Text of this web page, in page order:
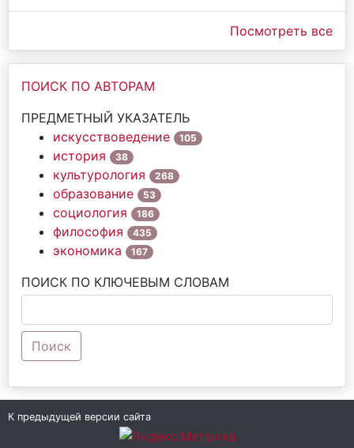
Посмотреть все
ПОИСК ПО АВТОРАМ
ПРЕДМЕТНЫЙ УКАЗАТЕЛЬ
искусствоведение
105
история 38
культурология 268
образование 53
социология 186
философия 435
экономика 167
ПОИСК ПО КЛЮЧЕВЫМ СЛОВАМ
Поиск
К предыдущей версии сайта